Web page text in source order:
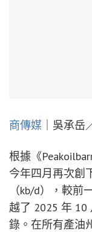
商傳媒 ｜吳承
根據《
今年四月再次創
（kb/d），較
越了 2025 年 10
錄。在所有產油